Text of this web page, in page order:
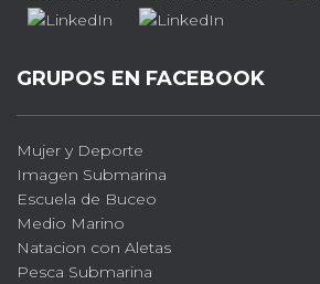
GRUPOS EN FACEBOOK
Mujer y Deporte
Imagen Submarina
Escuela de Buceo
Medio Marino
Natacion con Aletas
Pesca Submarina